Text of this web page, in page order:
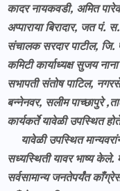
कादर नायकवडी, अमित
अप्पाराया बिरादार, जत पं.
संचालक सरदार पाटील,
कमिटी कार्याध्यक्ष सुजय
सभापती संतोष पाटिल,
बन्नेनवर, सलीम पाच्छापुरे
कार्यकर्ते यावेळी उपस्थित
यावेळी उपस्थित
सध्यस्थिती यावर भाष्य केले.
सर्वसामान्य जनतेपर्यंत